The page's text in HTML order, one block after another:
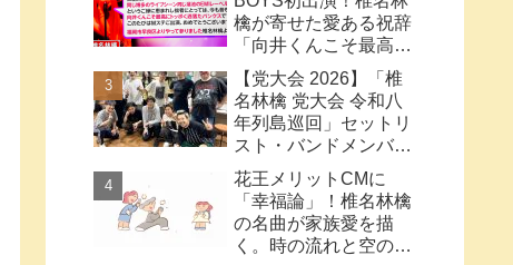
檎が寄せた愛ある祝辞
「向井くんこそ最高に
トッポく洒落たパンク
ス」と密接なコラボ史
まとめ
【党大会 2026】「椎
名林檎 党大会 令和八
年列島巡回」セットリ
スト・バンドメンバー
など【ネタバレ注意】
花王メリットCMに
「幸福論」！椎名林檎
の名曲が家族愛を描
く。時の流れと空の色